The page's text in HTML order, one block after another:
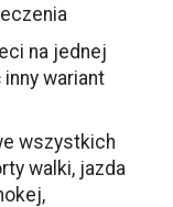
na jednej
wariant
wszystkich
walki, jazda